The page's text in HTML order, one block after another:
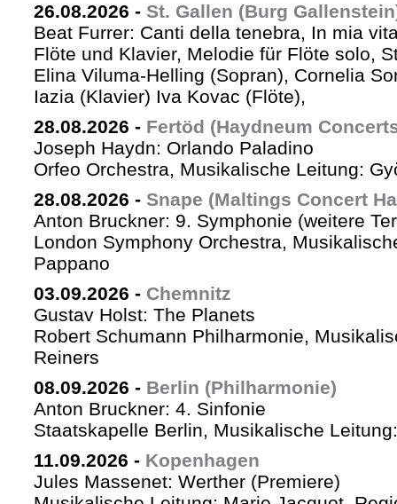
26.08.2026 - St. Gallen (Burg
Beat Furrer: Canti della tenebra, In mia
Flöte und Klavier, Melodie für Flöte solo,
Elina Viluma-Helling (Sopran), Cornelia
Iazia (Klavier) Iva Kovac (Flöte),
28.08.2026 - Fertöd (Haydneum
Joseph Haydn: Orlando Paladino
Orfeo Orchestra, Musikalische Leitung:
28.08.2026 - Snape (Maltings Concert
Anton Bruckner: 9. Symphonie (weitere
London Symphony Orchestra,
Pappano
03.09.2026 - Chemnitz
Gustav Holst: The Planets
Robert Schumann Philharmonie,
Reiners
08.09.2026 - Berlin (Philharmonie)
Anton Bruckner: 4. Sinfonie
Staatskapelle Berlin, Musikalische
11.09.2026 - Kopenhagen
Jules Massenet: Werther (Premiere)